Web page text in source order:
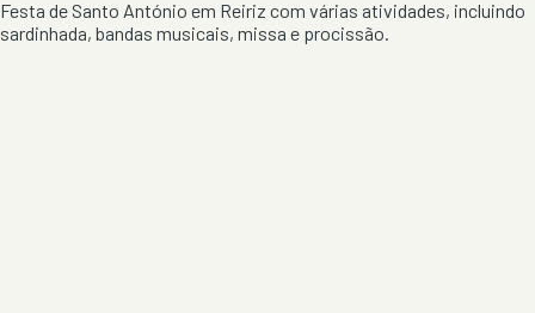
Festa de Santo António em Reiriz com várias atividades, incluindo
sardinhada, bandas musicais, missa e procissão.